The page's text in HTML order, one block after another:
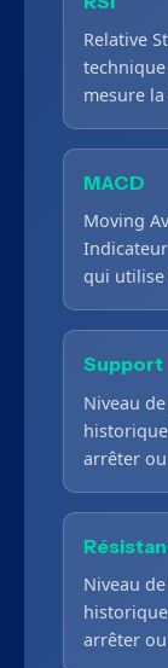
Relative
mesure
MACD
Moving
qui
Support
Niveau
arrêter
Niveau
arrêter